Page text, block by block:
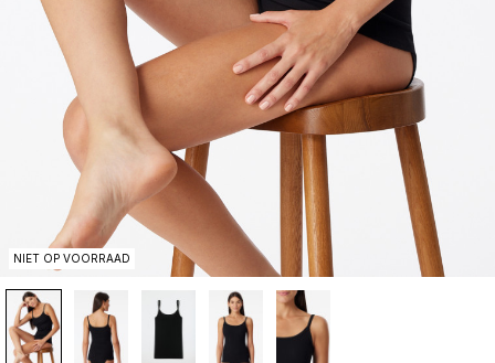
NIET OP VOORRAAD